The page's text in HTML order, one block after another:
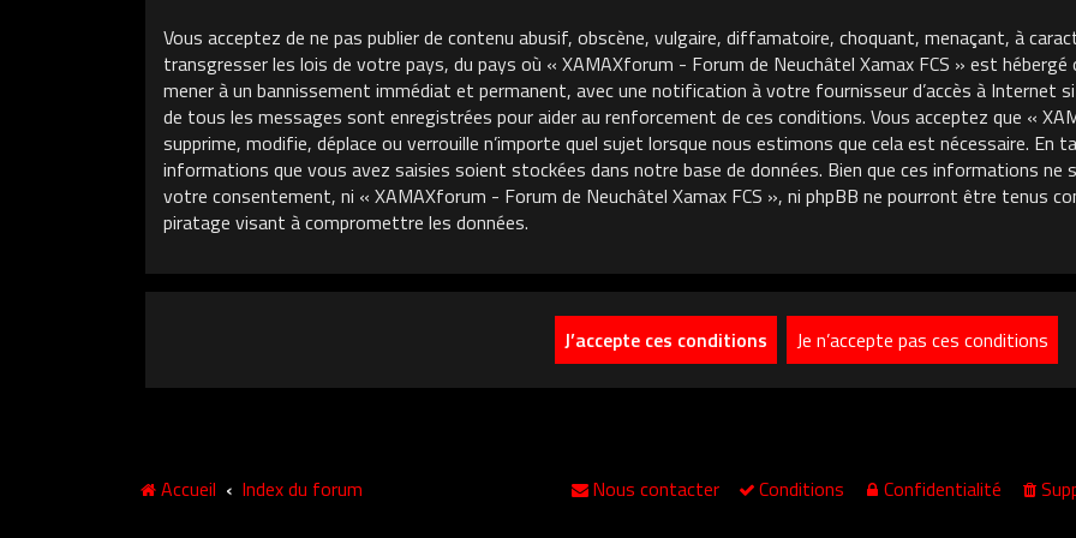
Vous acceptez de ne pas publier de contenu abusif, obscène, vulgaire, diffamatoire, choquant, menaçant, à
transgresser les lois de votre pays, du pays où « XAMAXforum - Forum de Neuchâtel Xamax FCS » est
mener à un bannissement immédiat et permanent, avec une notification à votre fournisseur d’accès à Internet
de tous les messages sont enregistrées pour aider au renforcement de ces conditions. Vous acceptez que «
supprime, modifie, déplace ou verrouille n’importe quel sujet lorsque nous estimons que cela est nécessaire.
informations que vous avez saisies soient stockées dans notre base de données. Bien que ces informations
votre consentement, ni « XAMAXforum - Forum de Neuchâtel Xamax FCS », ni phpBB ne pourront être tenus
piratage visant à compromettre les données.
Accueil Index du forum Confidentialité
Conditions
Nous contacter